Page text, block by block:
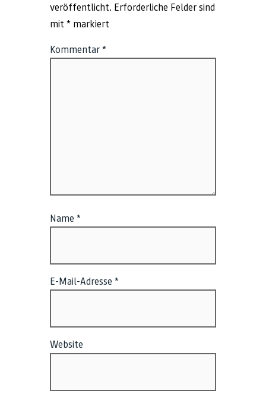
veröffentlicht. Erforderliche Felder sind
mit * markiert
Kommentar *
Name *
E-Mail-Adresse *
Website